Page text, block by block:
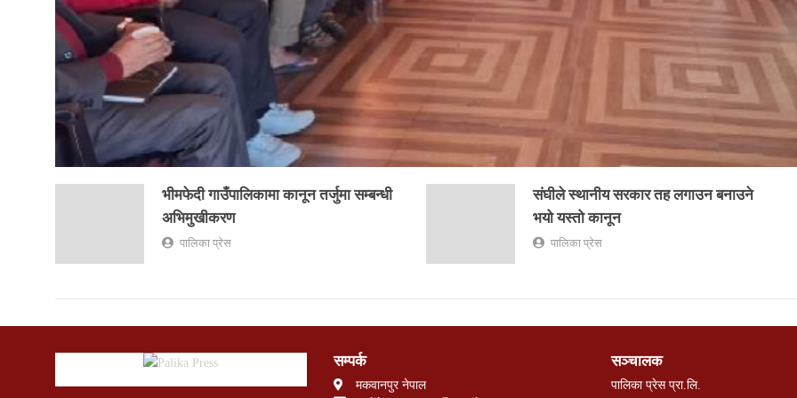
भीमफेदी गाउँपालिकामा कानून तर्जुमा सम्बन्धी
अभिमुखीकरण
पालिका प्रेस
संघीले स्थानीय सरकार तह लगाउन बनाउने
भयो यस्तो कानून
पालिका प्रेस
सम्पर्क
मकवानपुर नेपाल
सञ्चालक
पालिका प्रेस प्रा.लि.